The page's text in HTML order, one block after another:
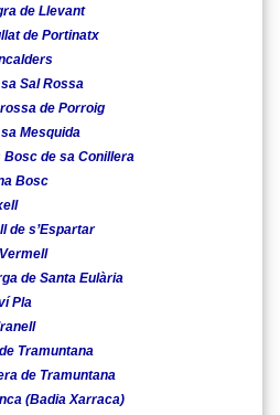
de Llevant
de Portinatx
Sal Rossa
de Porroig
Mesquida
de sa Conillera
Bosc
de s’Espartar
de Santa Eulària
Pla
Tramuntana
de Tramuntana
(Badia Xarraca)